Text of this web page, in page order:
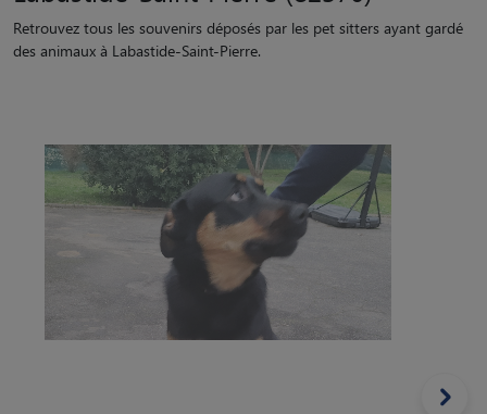
Retrouvez tous les souvenirs déposés par les pet sitters ayant gardé
des animaux à Labastide-Saint-Pierre.